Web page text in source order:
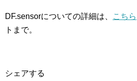
DF.sensorについての詳細は、 こちら
トまで。
シェアする